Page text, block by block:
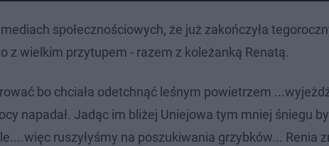
społecznościowych, że już zakończyła
z wielkim przytupem - razem z koleżanką Renatą.
bo chciała odetchnąć leśnym powietrzem
napadał. Jadąc im bliżej Uniejowa tym mniej śniegu
ruszyłyśmy na poszukiwania grzybków... Renia